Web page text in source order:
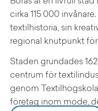
cirka 115 000
textilhistoria, sin
regional knutpunkt
Staden grundades
centrum för
genom
företag inom mode,